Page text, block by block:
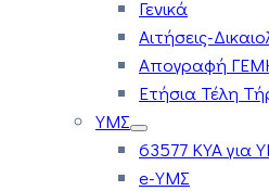
Γενικά
Αιτήσεις-
Απογραφή
Ετήσια Τέλη
ΥΜΣ
63577 ΚΥΑ για
e-ΥΜΣ